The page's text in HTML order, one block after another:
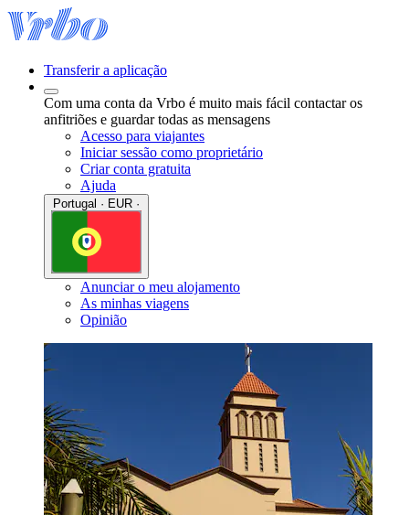
Transferir a aplicação
Com uma conta da Vrbo é muito mais fácil contactar os
anfitriões e guardar todas as mensagens
Acesso para viajantes
Iniciar sessão como proprietário
Criar conta gratuita
Ajuda
Anunciar o meu alojamento
As minhas viagens
Opinião